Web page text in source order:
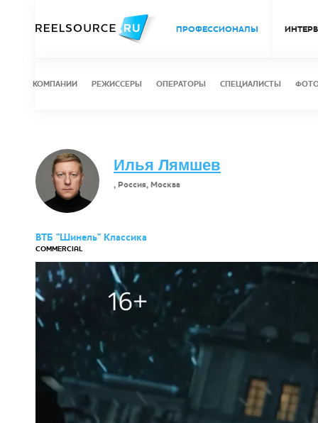
ПРОФЕССИОНАЛЫ
КОМПАНИИ РЕЖИССЕРЫ ОПЕРАТОРЫ СПЕЦИАЛИСТЫ
Илья Лямшев
, Россия, Москва
ВТБ "Шинель" Классика
COMMERCIAL